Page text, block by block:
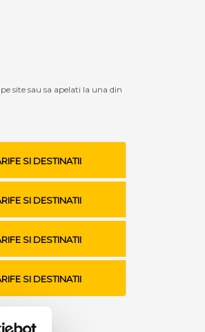
site sau sa apelati la una din
SI DESTINATII
SI DESTINATII
SI DESTINATII
SI DESTINATII